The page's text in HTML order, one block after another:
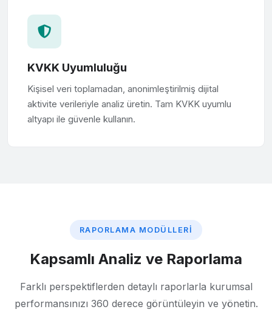
KVKK Uyumluluğu
Kişisel veri toplamadan, anonimleştirilmiş dijital
aktivite verileriyle analiz üretin. Tam KVKK uyumlu
altyapı ile güvenle kullanın.
RAPORLAMA MODÜLLERI
Kapsamlı Analiz ve Raporlama
Farklı perspektiflerden detaylı raporlarla kurumsal
performansınızı 360 derece görüntüleyin ve yönetin.